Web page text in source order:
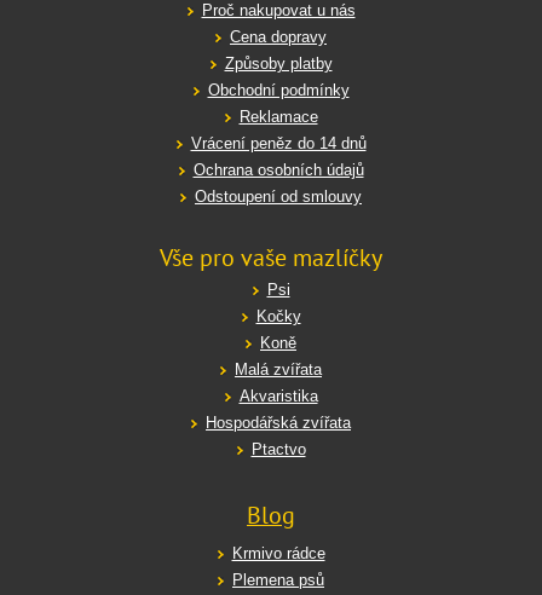
Proč nakupovat u nás
Cena dopravy
Způsoby platby
Obchodní podmínky
Reklamace
Vrácení peněz do 14 dnů
Ochrana osobních údajů
Odstoupení od smlouvy
Vše pro vaše mazlíčky
Psi
Kočky
Koně
Malá zvířata
Akvaristika
Hospodářská zvířata
Ptactvo
Blog
Krmivo rádce
Plemena psů